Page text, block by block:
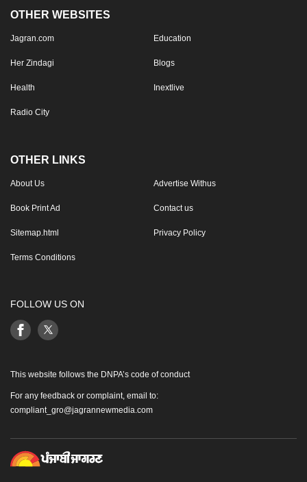
OTHER WEBSITES
Jagran.com Education
Her Zindagi Blogs
Health Inextlive
Radio City
OTHER LINKS
About Us Advertise Withus
Book Print Ad Contact us
Sitemap.html Privacy Policy
Terms Conditions
FOLLOW US ON
This website follows the DNPA’s code of conduct
For any feedback or complaint, email to:
compliant_gro@jagrannewmedia.com